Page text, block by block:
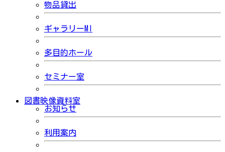
物品貸出
ギャラリーMI
多目的ホール
セミナー室
図書映像資料室
お知らせ
利用案内